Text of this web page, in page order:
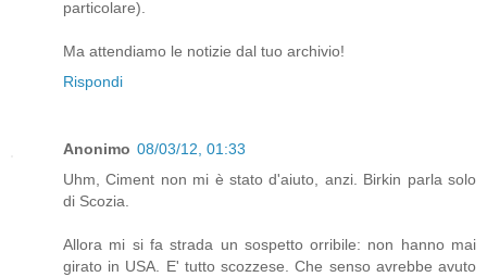
particolare).
Ma attendiamo le notizie dal tuo archivio!
Rispondi
Anonimo 08/03/12, 01:33
Uhm, Ciment non mi è stato d'aiuto, anzi. Birkin parla solo
di Scozia.
Allora mi si fa strada un sospetto orribile: non hanno mai
girato in USA. E' tutto scozzese. Che senso avrebbe avuto